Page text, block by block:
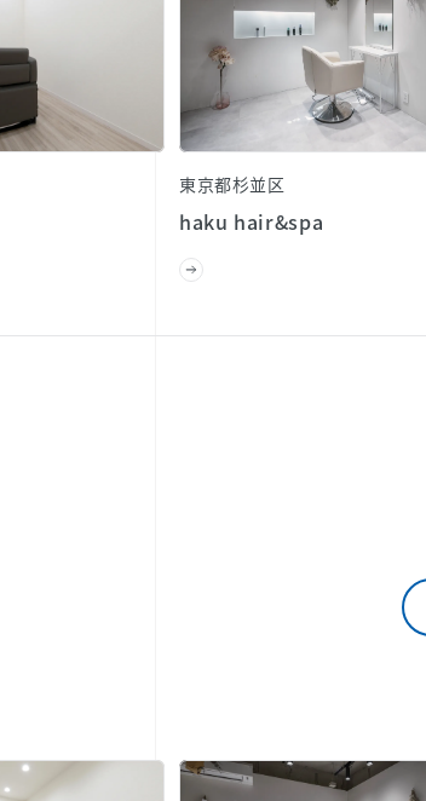
東京都杉並区
haku hair&spa